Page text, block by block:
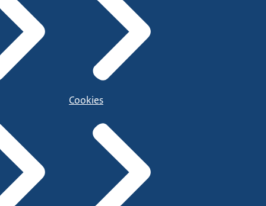
Cookies